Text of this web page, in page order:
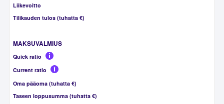
Liikevoitto
Tilikauden tulos (tuhatta €)
MAKSUVALMIUS
Quick ratio
Current ratio
Oma pääoma (tuhatta €)
Taseen loppusumma (tuhatta €)